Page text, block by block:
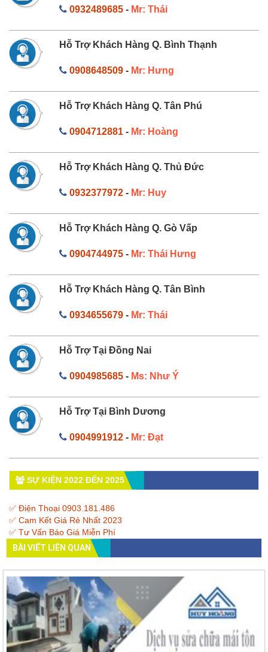
0932489685- Mr: Thái
Hỗ Trợ Khách Hàng Q. Bình Thạnh
0908648509- Mr: Hưng
Hỗ Trợ Khách Hàng Q. Tân Phú
0904712881- Mr: Hoàng
Hỗ Trợ Khách Hàng Q. Thủ Đức
0932377972- Mr: Huy
Hỗ Trợ Khách Hàng Q. Gò Vấp
0904744975- Mr: Thái Hưng
Hỗ Trợ Khách Hàng Q. Tân Bình
0934655679- Mr: Thái
Hỗ Trợ Tại Đồng Nai
0904985685- Ms: Như Ý
Hỗ Trợ Tại Bình Dương
0904991912- Mr: Đạt
SỰ KIỆN 2022 ĐẾN 2025
✅ Điện Thoại 0903.181.486
✅ Cam Kết Giá Rẻ Nhất 2023
✅ Tư Vấn Báo Giá Miễn Phí
BÀI VIẾT LIÊN QUAN